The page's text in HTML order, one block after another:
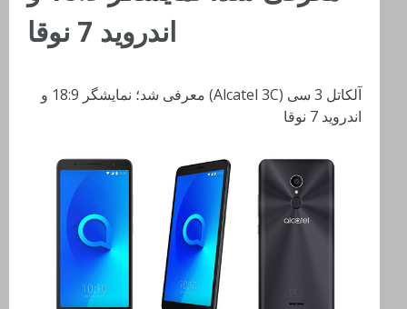
اندروید 7 نوقا
آلکاتل 3 سی (Alcatel 3C) معرفی شد؛ نمایشگر 18:9 و
اندروید 7 نوقا